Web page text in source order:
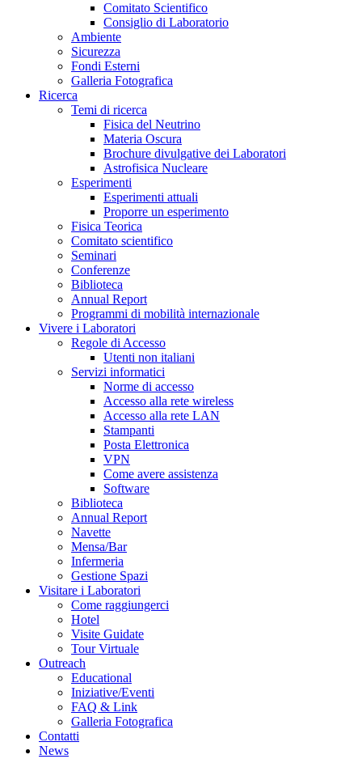
Comitato Scientifico
Consiglio di Laboratorio
Ambiente
Sicurezza
Fondi Esterni
Galleria Fotografica
Ricerca
Temi di ricerca
Fisica del Neutrino
Materia Oscura
Brochure divulgative dei Laboratori
Astrofisica Nucleare
Esperimenti
Esperimenti attuali
Proporre un esperimento
Fisica Teorica
Comitato scientifico
Seminari
Conferenze
Biblioteca
Annual Report
Programmi di mobilità internazionale
Vivere i Laboratori
Regole di Accesso
Utenti non italiani
Servizi informatici
Norme di accesso
Accesso alla rete wireless
Accesso alla rete LAN
Stampanti
Posta Elettronica
VPN
Come avere assistenza
Software
Biblioteca
Annual Report
Navette
Mensa/Bar
Infermeria
Gestione Spazi
Visitare i Laboratori
Come raggiungerci
Hotel
Visite Guidate
Tour Virtuale
Outreach
Educational
Iniziative/Eventi
FAQ & Link
Galleria Fotografica
Contatti
News